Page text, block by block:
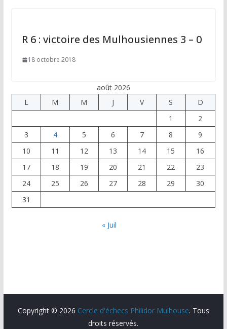
R 6 : victoire des Mulhousiennes 3 – 0
18 octobre 2018
août 2026
L
M M J V S
D
1
2
3
4 5 6 7 8
9
10
11 12 13 14 15
16
17
18 19 20 21 22
23
24
25 26 27 28 29
30
31
« Juil
Copyright © 2026 Cercle d'échecs Philidor Mulhouse. Tous
droits réservés.